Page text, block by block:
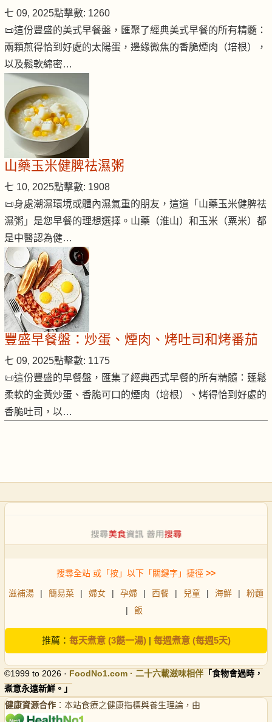
七 09, 2025點擊數: 1260
📜這份豐盛的美式早餐盤，匯聚了經典美式早餐的所有精髓：
兩顆煎得恰到好處的太陽蛋，邊緣微焦的香脆煙肉（培根），
以及鬆軟綿密…
山藥玉米健脾祛濕粥
七 10, 2025點擊數: 1908
📜身處潮濕環境或體內濕氣重的朋友，這道「山藥玉米健脾祛
濕粥」是您早餐的理想選擇。山藥（淮山）和玉米（粟米）都
是中醫認為健…
豐盛早餐盤：炒蛋、煙肉、烤吐司和烤番茄
七 09, 2025點擊數: 1175
📜這份豐盛的早餐盤，匯集了經典西式早餐的所有精髓：蓬鬆
柔軟的金黃炒蛋、香脆可口的煙肉（培根）、烤得恰到好處的
香脆吐司，以…
搜尋全站 或「按」以下「關鍵字」捷徑 >>
滋補湯 | 簡易菜 | 婦女 | 孕婦 | 西餐 | 兒童 | 海鮮 |
粉麵
|
飯
推薦： 每天煮意 (3餸一湯)| 每週煮意 (每週5天)
©1999 to 2026 · FoodNo1.com · 二十六載滋味相伴 「食物會過時，
煮意永遠新鮮。」
健康資源合作 ：本站食療之健康指標與養生理論，由